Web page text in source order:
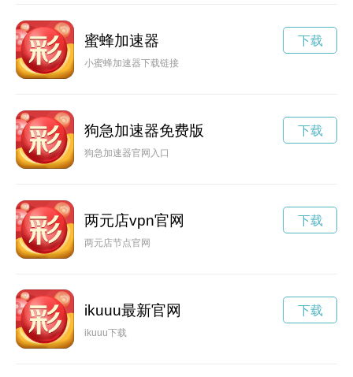
蜜蜂加速器
小蜜蜂加速器下载链接
下载
狗急加速器免费版
狗急加速器官网入口
下载
两元店vpn官网
两元店节点官网
下载
ikuuu最新官网
ikuuu下载
下载